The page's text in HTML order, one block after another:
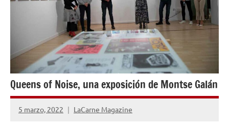
Queens of Noise, una exposición de Montse Galán
5 marzo, 2022 LaCarne Magazine
No